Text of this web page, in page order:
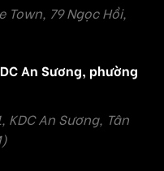
Town, 79 Ngọc Hồi,
An Sương, phường
KDC An Sương, Tân